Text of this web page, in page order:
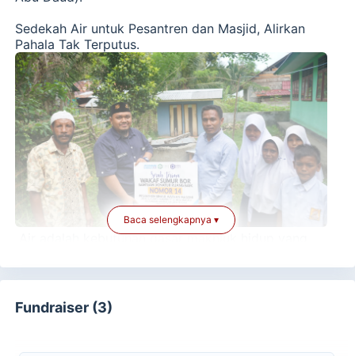
Sedekah Air untuk Pesantren dan Masjid, Alirkan
Pahala Tak Terputus.
Air adalah kebutuhan dasar makhluk hidup yang
air, mustahil bagi makhluk hidup untuk bertahan,
Pada hakikatnya, kita berhak mendapatkan air
kenyataannya, banyak anak-anak dan saudara-
Baca selengkapnya ▾
Fundraiser (3)